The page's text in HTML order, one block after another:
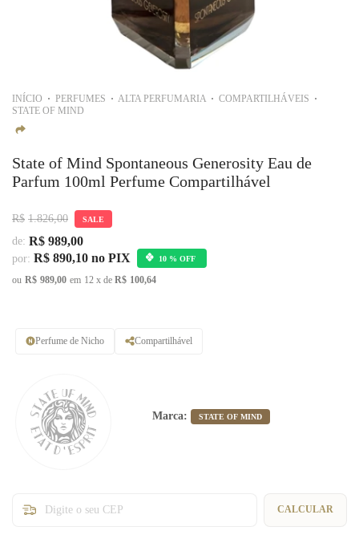
INÍCIO PERFUMES ALTA PERFUMARIA
COMPARTILHÁVEIS
STATE OF MIND
State of Mind Spontaneous Generosity Eau de
Parfum 100ml Perfume Compartilhável
R$ 1.826,00 SALE
de: R$ 989,00
por: R$ 890,10 no PIX 10 % OFF
ou R$ 989,00 em 12 x de R$ 100,64
Marca: STATE OF MIND
Perfume de Nicho Compartilhável
CALCULAR